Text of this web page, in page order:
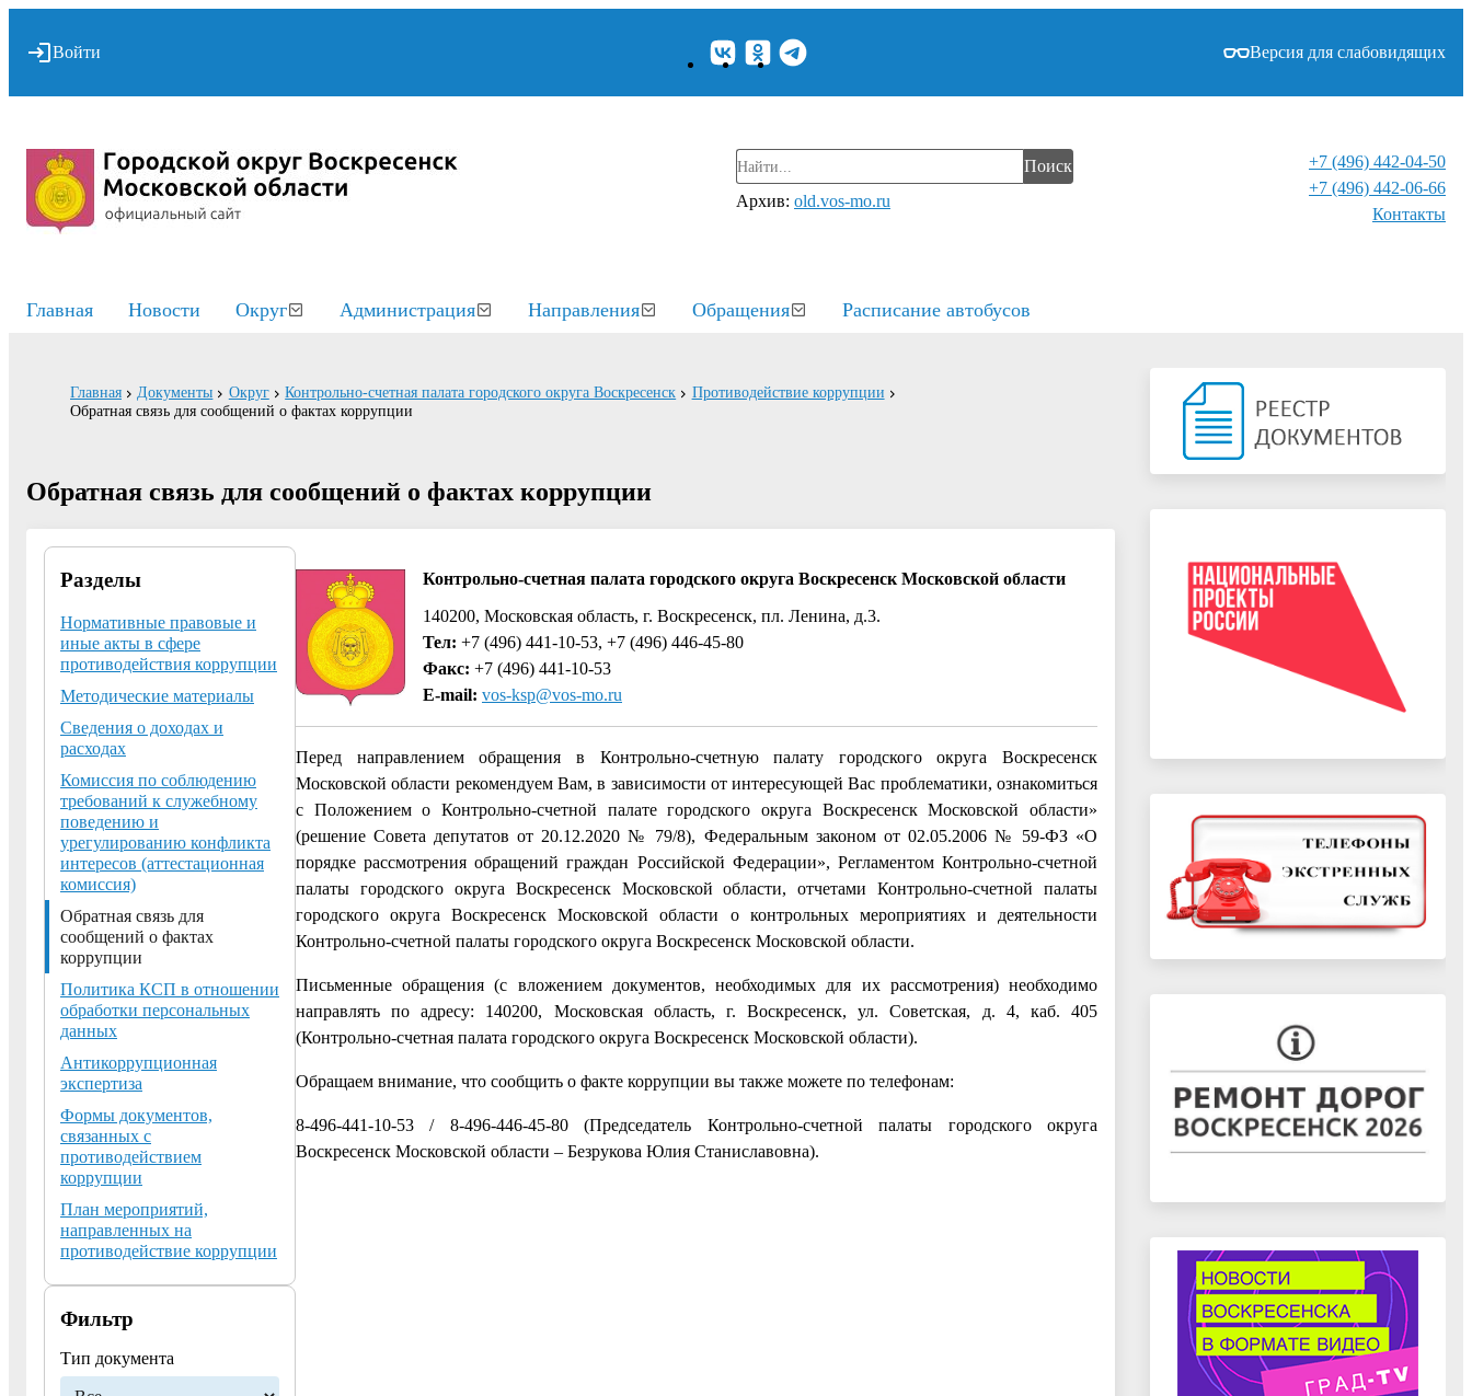
Войти Версия для слабовидящих
Поиск
Архив: old.vos-mo.ru
+7 (496) 442-04-50
+7 (496) 442-06-66
Контакты⁠
Главная Новости Округ Администрация Направления Обращения Расписание автобусов
Главная Документы Округ Контрольно-счетная палата городского округа Воскресенск
Противодействие коррупции
Обратная связь для сообщений о фактах коррупции
Обратная связь для сообщений о фактах коррупции
Разделы
Нормативные правовые и
иные акты в сфере
противодействия коррупции
Методические материалы
Сведения о доходах и
расходах
Комиссия по соблюдению
требований к служебному
поведению и
урегулированию конфликта
интересов (аттестационная
комиссия)
Обратная связь для
сообщений о фактах
коррупции
Политика КСП в отношении
обработки персональных
данных
Антикоррупционная
экспертиза
Формы документов,
связанных с
противодействием
коррупции
План мероприятий,
направленных на
противодействие коррупции
Фильтр
Тип документа
Контрольно-счетная палата городского округа Воскресенск Московской области
140200, Московская область, г. Воскресенск, пл. Ленина, д.3.
Тел: +7 (496) 441-10-53, +7 (496) 446-45-80
Факс: +7 (496) 441-10-53
E-mail: vos-ksp@vos-mo.ru
Перед направлением обращения в Контрольно-счетную палату городского округа Воскресенск
Московской области рекомендуем Вам, в зависимости от интересующей Вас проблематики, ознакомиться
с Положением о Контрольно-счетной палате городского округа Воскресенск Московской области»
(решение Совета депутатов от 20.12.2020 № 79/8), Федеральным законом от 02.05.2006 № 59-ФЗ «О
порядке рассмотрения обращений граждан Российской Федерации», Регламентом Контрольно-счетной
палаты городского округа Воскресенск Московской области, отчетами Контрольно-счетной палаты
городского округа Воскресенск Московской области о контрольных мероприятиях и деятельности
Контрольно-счетной палаты городского округа Воскресенск Московской области.
Письменные обращения (с вложением документов, необходимых для их рассмотрения) необходимо
направлять по адресу: 140200, Московская область, г. Воскресенск, ул. Советская, д. 4, каб. 405
(Контрольно-счетная палата городского округа Воскресенск Московской области).
Обращаем внимание, что сообщить о факте коррупции вы также можете по телефонам:
8-496-441-10-53 / 8-496-446-45-80 (Председатель Контрольно-счетной палаты городского округа
Воскресенск Московской области – Безрукова Юлия Станиславовна).